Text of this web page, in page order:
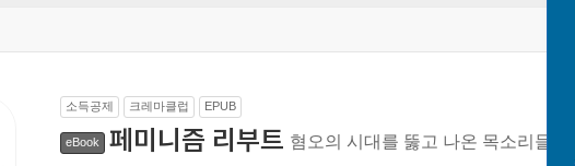
소득공제 크레마클럽 EPUB
eBook 페미니즘 리부트 혐오의 시대를 뚫고 나온 목소리들